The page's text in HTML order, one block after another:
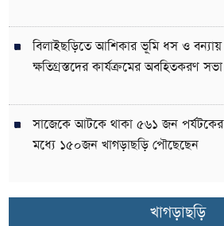
বিলাইছড়িতে আশিকার ভূমি ধস ও বন্যায়
ক্ষতিগ্রস্তদের কার্যক্রমের অবহিতকরণ সভা
সাজেকে আটকে থাকা ৫৬১ জন পর্যটকের
মধ্যে ১৫০জন খাগড়াছড়ি পৌছেছেন
খাগড়াছড়ি